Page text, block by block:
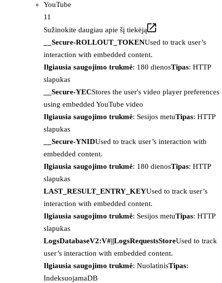
YouTube
11
Sužinokite daugiau apie šį tiekėją
__Secure-ROLLOUT_TOKENUsed to track user’s
interaction with embedded content.
Ilgiausia saugojimo trukmė: 180 dienosTipas: HTTP
slapukas
__Secure-YECStores the user's video player preferences
using embedded YouTube video
Ilgiausia saugojimo trukmė: Sesijos metuTipas: HTTP
slapukas
__Secure-YNIDUsed to track user’s interaction with
embedded content.
Ilgiausia saugojimo trukmė: 180 dienosTipas: HTTP
slapukas
LAST_RESULT_ENTRY_KEYUsed to track user’s
interaction with embedded content.
Ilgiausia saugojimo trukmė: Sesijos metuTipas: HTTP
slapukas
LogsDatabaseV2:V#||LogsRequestsStoreUsed to track
user’s interaction with embedded content.
Ilgiausia saugojimo trukmė: NuolatinisTipas:
IndeksuojamaDB